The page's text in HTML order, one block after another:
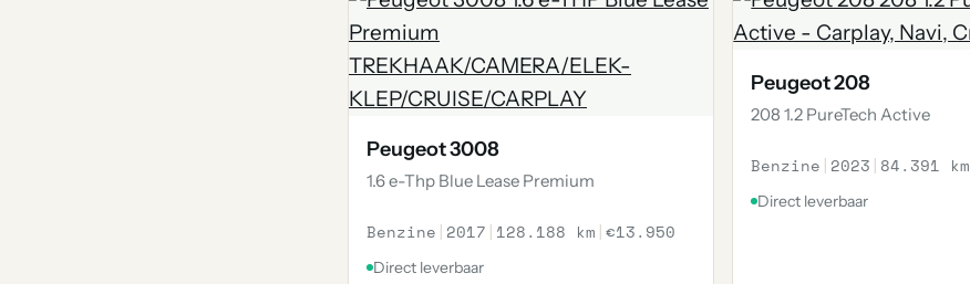
Peugeot 3008
1.6 e-Thp Blue Lease Premium
Benzine | 2017 | 128.188 km |€13.950
Direct leverbaar
Peugeot 208
208 1.2 PureTech Active
Benzine | 2023 | 84.391 km
Direct leverbaar